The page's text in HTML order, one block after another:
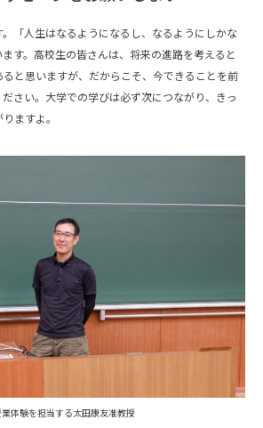
「人生はなるようになるし、なるようにしかな
す。高校生の皆さんは、将来の進路を考えると
と思いますが、だからこそ、今できることを前
さい。大学での学びは必ず次につながり、きっ
ますよ。
体験を担当する太田康友准教授